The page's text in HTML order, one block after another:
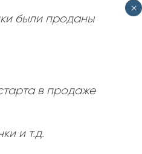
были проданы
в продаже
и т.д.
×